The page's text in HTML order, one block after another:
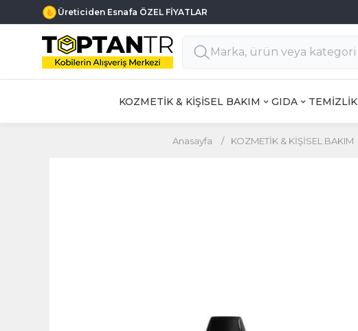
Üreticiden Esnafa ÖZEL FİYATLAR
KOZMETİK & KİŞİSEL BAKIM GIDA TEMİZLİK
Anasayfa / KOZMETİK & KİŞİSEL BAKIM